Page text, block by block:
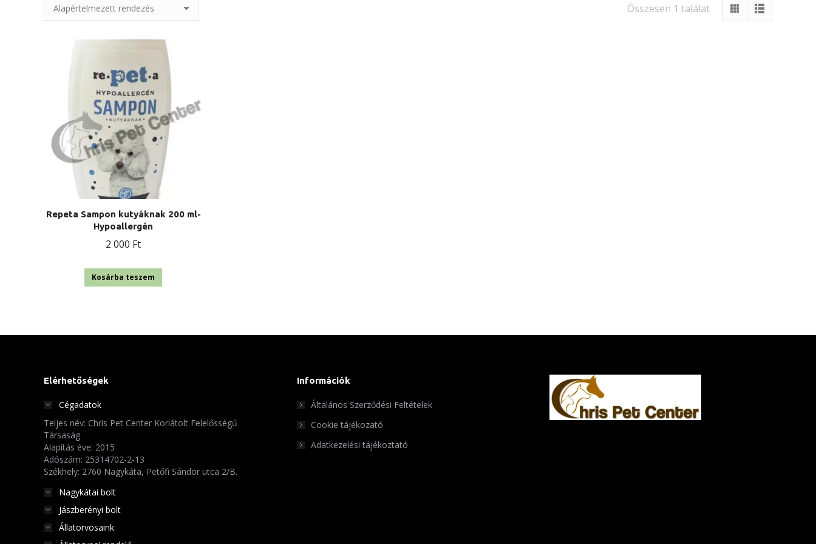
Összesen 1 találat
Repeta Sampon kutyáknak 200 ml-
Hypoallergén
2 000 Ft
Kosárba teszem
Elérhetőségek
Cégadatok
Teljes név: Chris Pet Center Korlátolt Felelősségű
Társaság
Alapítás éve: 2015
Adószám: 25314702-2-13
Székhely: 2760 Nagykáta, Petőfi Sándor utca 2/B.
Nagykátai bolt
Jászberényi bolt
Állatorvosaink
Információk
Általános Szerződési Feltételek
Cookie tájékozató
Adatkezelési tájékoztató